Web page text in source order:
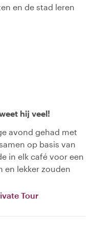
en de stad leren
hij veel!
avond gehad met
op basis van
in elk café voor een
en lekker zouden
Tour